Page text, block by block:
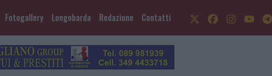
Fotogallery Longobarda Redazione Contatti